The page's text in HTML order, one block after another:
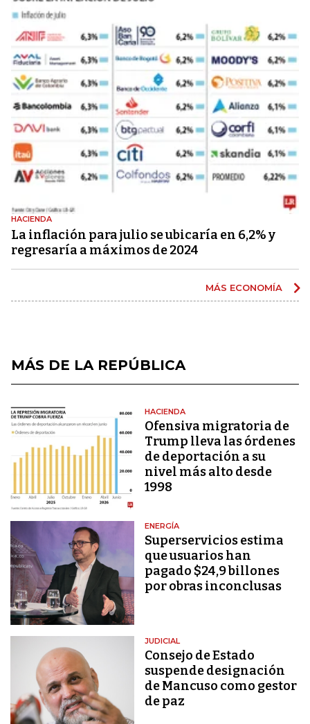
HACIENDA
La inflación para julio se ubicaría en 6,2% y
regresaría a máximos de 2024
MÁS ECONOMÍA
MÁS DE LA REPÚBLICA
HACIENDA
Ofensiva migratoria de
Trump lleva las órdenes
de deportación a su
nivel más alto desde
1998
ENERGÍA
Superservicios estima
que usuarios han
pagado $24,9 billones
por obras inconclusas
JUDICIAL
Consejo de Estado
suspende designación
de Mancuso como gestor
de paz